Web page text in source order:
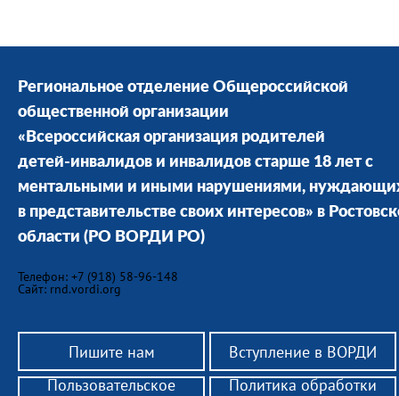
Региональное отделение Общероссийской
общественной организации
«Всероссийская организация родителей
детей-инвалидов и инвалидов старше 18 лет с
ментальными и иными нарушениями,
в представительстве своих интересов» в
области (РО ВОРДИ РО)
Телефон: +7 (918) 58-96-148
Сайт: rnd.vordi.org
Пишите нам Вступление в ВОРДИ
Пользовательское
Политика обработки